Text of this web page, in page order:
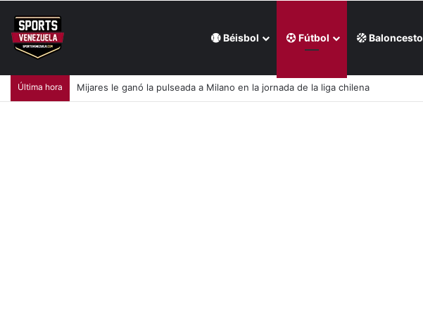
Béisbol Fútbol Baloncesto
Última hora Mijares le ganó la pulseada a Milano en la jornada de la liga chilena